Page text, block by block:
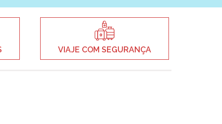
VIAJE COM SEGURANÇA